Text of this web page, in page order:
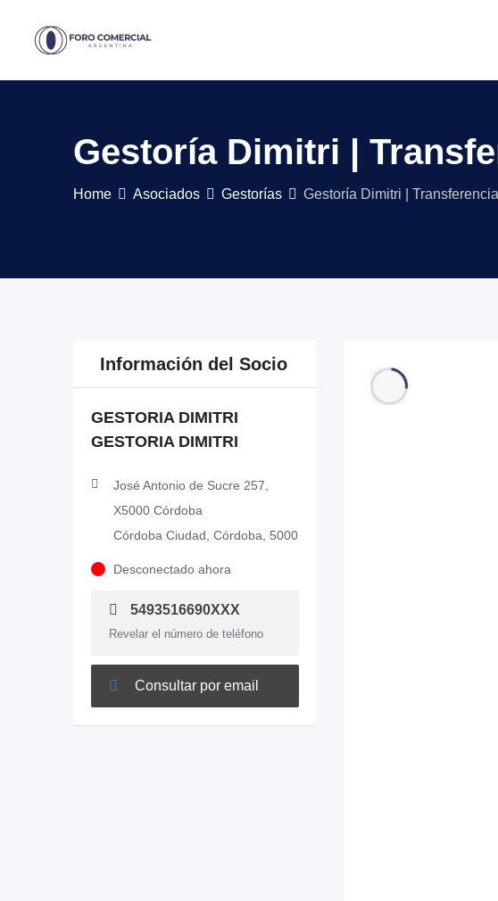
Gestoría Dimitri |
Home Asociados Gestorías Gestoría Dimitri |
Información del Socio
GESTORIA DIMITRI
GESTORIA DIMITRI
José Antonio de Sucre 257,
X5000 Córdoba
Córdoba Ciudad, Córdoba, 5000
Desconectado ahora
5493516690XXX
Revelar el número de teléfono
Consultar por email